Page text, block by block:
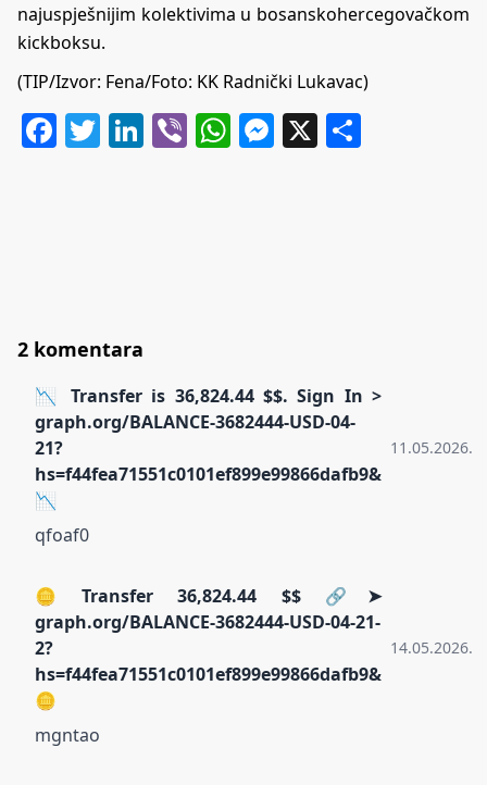
najuspješnijim kolektivima u bosanskohercegovačkom
kickboksu.
(TIP/Izvor: Fena/Foto: KK Radnički Lukavac)
Facebook
Twitter
LinkedIn
ViberWhatsApp
Messenger
X
2 komentara
📉 Transfer is 36,824.44 $$. Sign In >
graph.org/BALANCE-3682444-USD-04-
21?
hs=f44fea71551c0101ef899e99866dafb9&
📉
11.05.2026.
qfoaf0
🪙 Transfer 36,824.44 $$ 🔗➤
graph.org/BALANCE-3682444-USD-04-21-
2?
hs=f44fea71551c0101ef899e99866dafb9&
🪙
14.05.2026.
mgntao